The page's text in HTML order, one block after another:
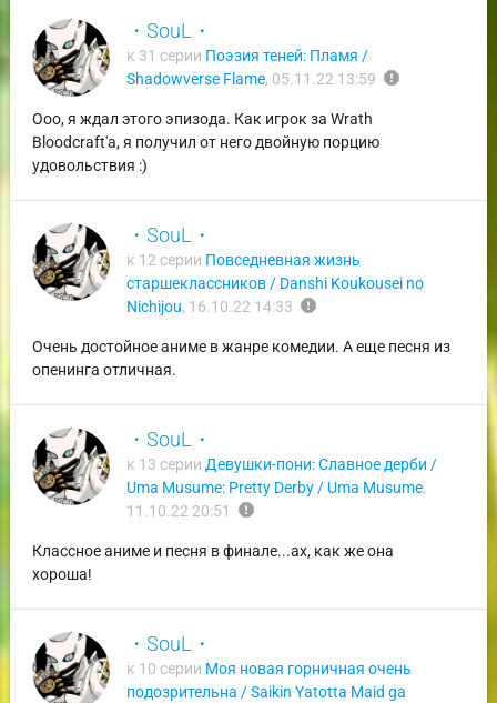
・SouL・
к 31 серии Поэзия теней: Пламя /
Shadowverse Flame, 05.11.22 13:59 report
Ооо, я ждал этого эпизода. Как игрок за Wrath
Bloodcraft'а, я получил от него двойную порцию
удовольствия :)
・SouL・
к 12 серии Повседневная жизнь
старшеклассников / Danshi Koukousei no
Nichijou, 16.10.22 14:33 report
Очень достойное аниме в жанре комедии. А еще песня из
опенинга отличная.
・SouL・
к 13 серии Девушки-пони: Славное дерби /
Uma Musume: Pretty Derby / Uma Musume,
11.10.22 20:51
report
Классное аниме и песня в финале...ах, как же она
хороша!
・SouL・
к 10 серии Моя новая горничная очень
подозрительна / Saikin Yatotta Maid ga